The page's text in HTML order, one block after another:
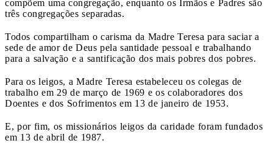
compõem uma congregação, enquanto os Irmãos e Padres são
três congregações separadas.
Todos compartilham o carisma da Madre Teresa para saciar a
sede de amor de Deus pela santidade pessoal e trabalhando
para a salvação e a santificação dos mais pobres dos pobres.
Para os leigos, a Madre Teresa estabeleceu os colegas de
trabalho em 29 de março de 1969 e os colaboradores dos
Doentes e dos Sofrimentos em 13 de janeiro de 1953.
E, por fim, os missionários leigos da caridade foram fundados
em 13 de abril de 1987.